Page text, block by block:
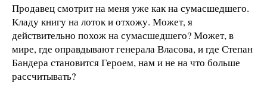
Продавец смотрит на меня уже как на сумасшедшего.
Кладу книгу на лоток и отхожу. Может, я
действительно похож на сумасшедшего? Может, в
мире, где оправдывают генерала Власова, и где Степан
Бандера становится Героем, нам и не на что больше
рассчитывать?